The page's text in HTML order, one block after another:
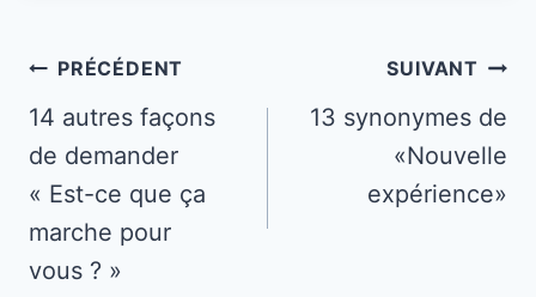
Navigation
de
l’article
PRÉCÉDENT
14 autres façons
de demander
« Est-ce que ça
marche pour
vous ? »
SUIVANT
13 synonymes de
«Nouvelle
expérience»